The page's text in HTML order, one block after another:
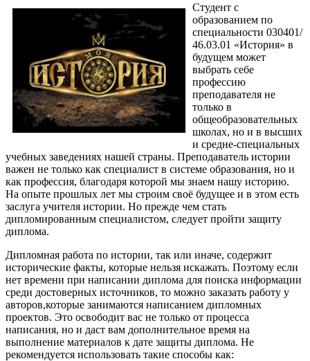
Студент с
образованием по
специальности 030401/
46.03.01 «История» в
будущем может
выбрать себе
профессию
преподавателя не
только в
общеобразовательных
школах, но и в высших
и средне-специальных
учебных заведениях нашей страны. Преподаватель истории
важен не только как специалист в системе образования, но и
как профессия, благодаря которой мы знаем нашу историю.
На опыте прошлых лет мы строим своё будущее и в этом есть
заслуга учителя истории. Но прежде чем стать
дипломированным специалистом, следует пройти защиту
диплома.
Дипломная работа по истории, так или иначе, содержит
исторические факты, которые нельзя искажать. Поэтому если
нет времени при написании диплома для поиска информации
среди достоверных источников, то можно заказать работу у
авторов,которые занимаются написанием дипломных
проектов. Это освободит вас не только от процесса
написания, но и даст вам дополнительное время на
выполнение материалов к дате защиты диплома. Не
рекомендуется использовать такие способы как: